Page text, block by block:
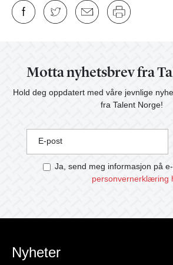
Motta nyhetsbrev fra
Hold deg oppdatert med våre jevnlige
fra Talent Norge!
E-post
Ja, send meg informasjon på e-
personvernerklæring
Nyheter